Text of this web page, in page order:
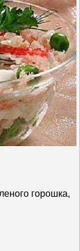
горошка,